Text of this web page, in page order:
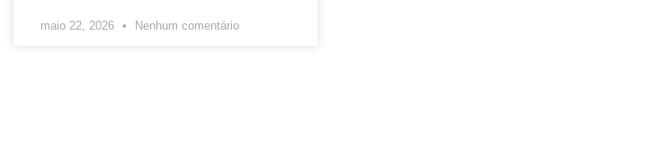
maio 22, 2026 Nenhum comentário